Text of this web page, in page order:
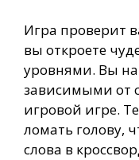
Игра проверит
вы откроете
уровнями. Вы
зависимыми от
игровой игре.
ломать голову,
слова в